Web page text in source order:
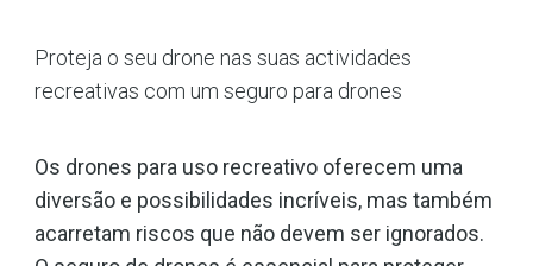
Proteja o seu drone nas suas actividades
recreativas com um seguro para drones
Os drones para uso recreativo oferecem uma
diversão e possibilidades incríveis, mas também
acarretam riscos que não devem ser ignorados.